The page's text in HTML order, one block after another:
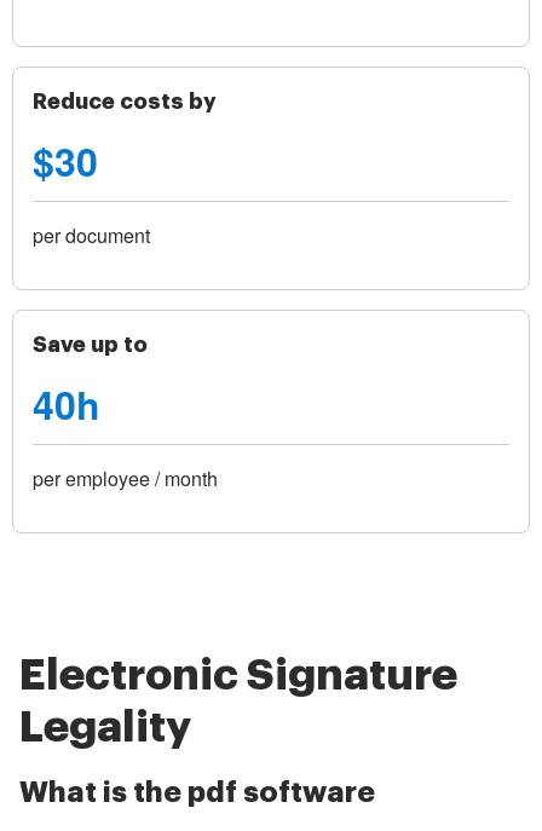
Reduce costs by
$30
per document
Save up to
40h
per employee / month
Electronic Signature
Legality
What is the pdf software